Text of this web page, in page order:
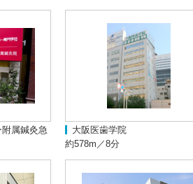
属鍼灸急
大阪医歯学院
約578m／8分